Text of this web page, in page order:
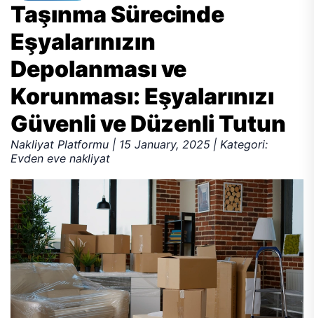
Taşınma Sürecinde
Eşyalarınızın
Depolanması ve
Korunması: Eşyalarınızı
Güvenli ve Düzenli Tutun
Nakliyat Platformu | 15 January, 2025 | Kategori:
Evden eve nakliyat